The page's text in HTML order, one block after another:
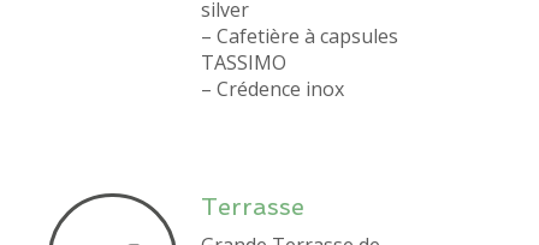
silver
– Cafetière à capsules
TASSIMO
– Crédence inox
Terrasse